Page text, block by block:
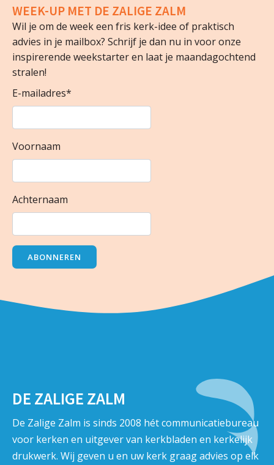
WEEK-UP MET DE ZALIGE ZALM
Wil je om de week een fris kerk-idee of praktisch
advies in je mailbox? Schrijf je dan nu in voor onze
inspirerende weekstarter en laat je maandagochtend
stralen!
E-mailadres*
Voornaam
Achternaam
ABONNEREN
DE ZALIGE ZALM
De Zalige Zalm is sinds 2008 hét communicatiebureau
voor kerken en uitgever van kerkbladen en kerkelijk
drukwerk. Wij geven u en uw kerk graag advies op elk